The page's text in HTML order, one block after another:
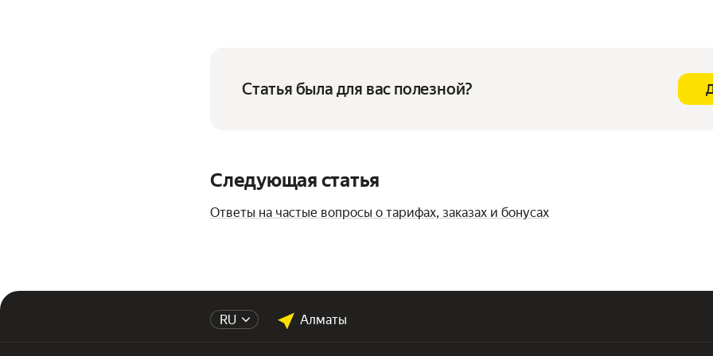
Статья была для вас полезной?
Следующая статья
Ответы на частые вопросы о тарифах, заказах и бонусах
RU Алматы